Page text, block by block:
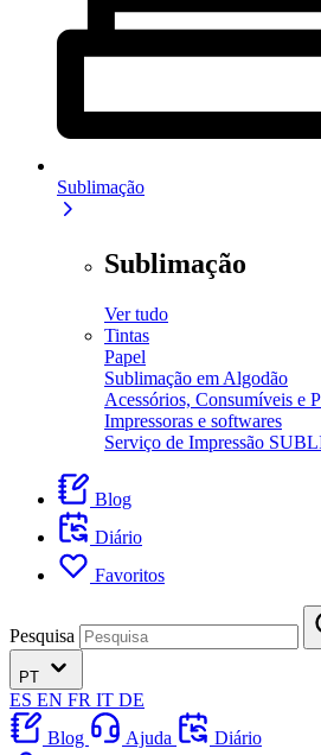
Sublimação
Sublimação
Ver tudo
Tintas
Papel
Sublimação em Algodão
Acessórios, Consumíveis e
Impressoras e softwares
Serviço de Impressão
Blog
Diário
Favoritos
Pesquisa
PT
ES EN FR IT DE
Blog
Ajuda
Diário